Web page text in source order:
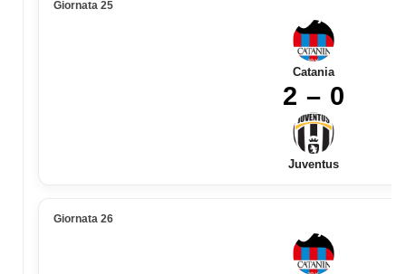
Giornata 25
Catania
2 – 0
Juventus
Giornata 26